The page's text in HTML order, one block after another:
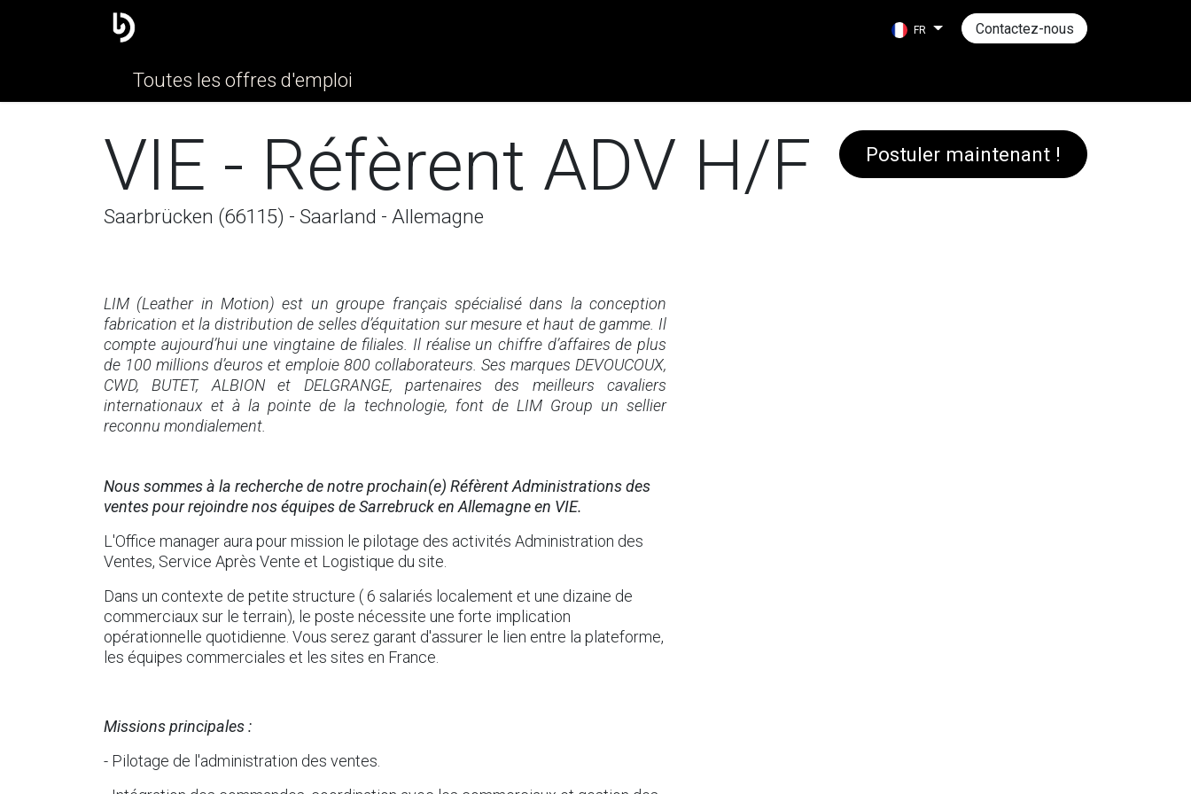
FR Contactez-nous
Toutes les offres d'emploi
Postuler maintenant !
VIE - Réfèrent ADV H/F
Saarbrücken (66115) - Saarland - Allemagne
LIM (Leather in Motion) est un groupe français spécialisé dans la conception
fabrication et la distribution de selles d’équitation sur mesure et haut de gamme. Il
compte aujourd’hui une vingtaine de filiales. Il réalise un chiffre d’affaires de plus
de 100 millions d’euros et emploie 800 collaborateurs. Ses marques DEVOUCOUX,
CWD, BUTET, ALBION et DELGRANGE, partenaires des meilleurs cavaliers
internationaux et à la pointe de la technologie, font de LIM Group un sellier
reconnu mondialement.
Nous sommes à la recherche de notre prochain(e) Réfèrent Administrations des
ventes pour rejoindre nos équipes de Sarrebruck en Allemagne en VIE.
L'Office manager aura pour mission le pilotage des activités Administration des
Ventes, Service Après Vente et Logistique du site.
Dans un contexte de petite structure ( 6 salariés localement et une dizaine de
commerciaux sur le terrain), le poste nécessite une forte implication
opérationnelle quotidienne. Vous serez garant d'assurer le lien entre la plateforme,
les équipes commerciales et les sites en France.
Missions principales :
- Pilotage de l'administration des ventes.